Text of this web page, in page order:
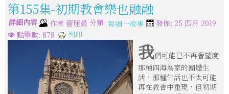
第155集-初期教會樂也融融
詳細內容 作者 管理員 分類: 每週一故事
發佈: 25 四月 2019
點擊數: 878
列印
我們可能已不再奢望度
那種四海為家的團體生
活，那種生活也不太可能
再在教會中重現，但初期